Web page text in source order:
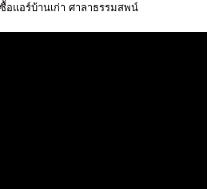
อแอร์บ้านเก่า ศาลาธรรมสพน์